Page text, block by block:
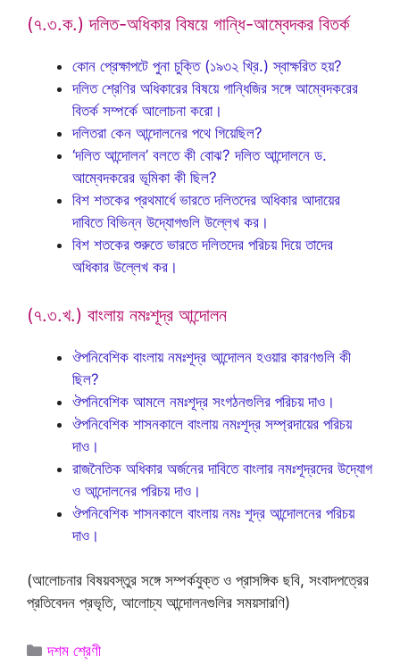
(৭.৩.ক.) দলিত-অধিকার বিষয়ে গান্ধি-আম্বেদকর বিতর্ক
কোন প্রেক্ষাপটে পুনা চুক্তি (১৯৩২ খ্রি.) স্বাক্ষরিত হয়?
দলিত শ্রেণির অধিকারের বিষয়ে গান্ধিজির সঙ্গে আম্বেদকরের
বিতর্ক সম্পর্কে আলোচনা করো।
দলিতরা কেন আন্দোলনের পথে গিয়েছিল?
‘দলিত আন্দোলন’ বলতে কী বোঝ? দলিত আন্দোলনে ড.
আম্বেদকরের ভূমিকা কী ছিল?
বিশ শতকের প্রথমার্ধে ভারতে দলিতদের অধিকার আদায়ের
দাবিতে বিভিন্ন উদ্যোগগুলি উল্লেখ কর।
বিশ শতকের শুরুতে ভারতে দলিতদের পরিচয় দিয়ে তাদের
অধিকার উল্লেখ কর।
(৭.৩.খ.) বাংলায় নমঃশূদ্র আন্দোলন
ঔপনিবেশিক বাংলায় নমঃশূদ্র আন্দোলন হওয়ার কারণগুলি কী
ছিল?
ঔপনিবেশিক আমলে নমঃশূদ্র সংগঠনগুলির পরিচয় দাও।
ঔপনিবেশিক শাসনকালে বাংলায় নমঃশূদ্র সম্প্রদায়ের পরিচয়
দাও।
রাজনৈতিক অধিকার অর্জনের দাবিতে বাংলার নমঃশূদ্রদের উদ্যোগ
ও আন্দোলনের পরিচয় দাও।
ঔপনিবেশিক শাসনকালে বাংলায় নমঃ শূদ্র আন্দোলনের পরিচয়
দাও।
(আলোচনার বিষয়বস্তুর সঙ্গে সম্পর্কযুক্ত ও প্রাসঙ্গিক ছবি, সংবাদপত্রের
প্রতিবেদন প্রভৃতি, আলোচ্য আন্দোলনগুলির সময়সারণি)
Categories
দশম শ্রেণী